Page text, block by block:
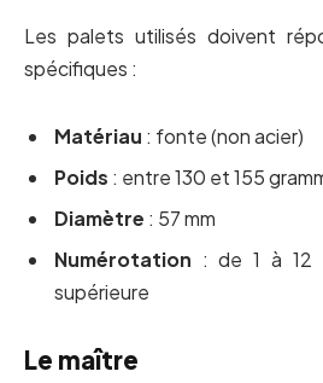
Les palets utilisés doivent
spécifiques :
Matériau : fonte (non acier)
Poids : entre 130 et 155
Diamètre : 57 mm
Numérotation : de 1 à 12
supérieure
Le maître